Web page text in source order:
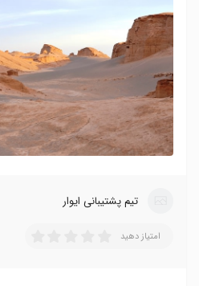
تیم پشتیبانی ایوار
امتیاز دهید